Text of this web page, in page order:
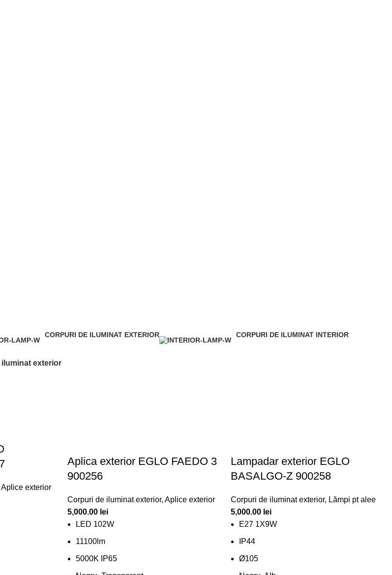
CORPURI DE ILUMINAT EXTERIOR
CORPURI DE ILUMINAT INTERIOR
exterior
Aplice exterior
Aplica exterior EGLO FAEDO 3
900256
Corpuri de iluminat exterior, Aplice exterior
5,000.00 lei
LED 102W
11100lm
5000K IP65
Lampadar exterior EGLO
BASALGO-Z 900258
Corpuri de iluminat exterior, Lămpi pt alee
5,000.00 lei
E27 1X9W
IP44
Ø105